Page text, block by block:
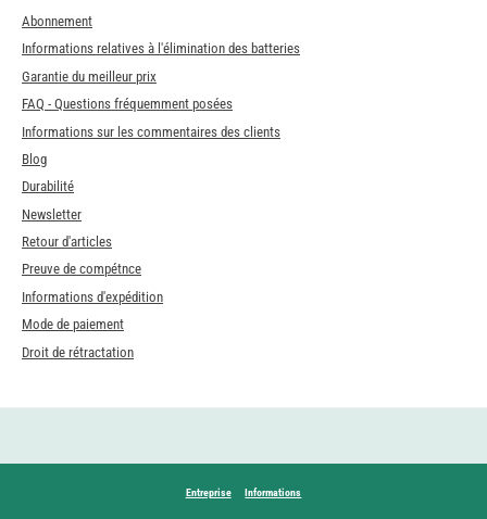
Abonnement
Informations relatives à l'élimination des batteries
Garantie du meilleur prix
FAQ - Questions fréquemment posées
Informations sur les commentaires des clients
Blog
Durabilité
Newsletter
Retour d'articles
Preuve de compétnce
Informations d'expédition
Mode de paiement
Droit de rétractation
Entreprise Informations